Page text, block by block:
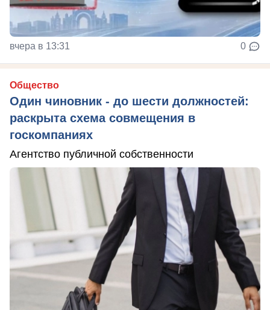
вчера в 13:31 0
Общество
Один чиновник - до шести должностей:
раскрыта схема совмещения в
госкомпаниях
Агентство публичной собственности